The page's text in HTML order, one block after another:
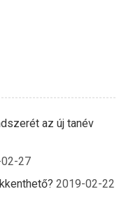
az új tanév
27
2019-02-22